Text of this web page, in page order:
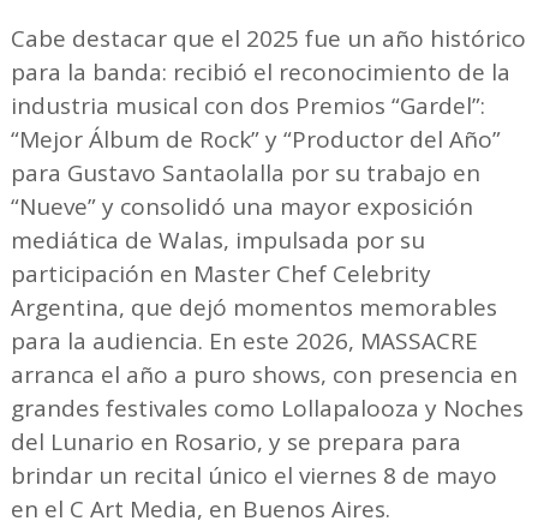
Cabe destacar que el 2025 fue un año histórico
para la banda: recibió el reconocimiento de la
industria musical con dos Premios “Gardel”:
“Mejor Álbum de Rock” y “Productor del Año”
para Gustavo Santaolalla por su trabajo en
“Nueve” y consolidó una mayor exposición
mediática de Walas, impulsada por su
participación en Master Chef Celebrity
Argentina, que dejó momentos memorables
para la audiencia. En este 2026, MASSACRE
arranca el año a puro shows, con presencia en
grandes festivales como Lollapalooza y Noches
del Lunario en Rosario, y se prepara para
brindar un recital único el viernes 8 de mayo
en el C Art Media, en Buenos Aires.